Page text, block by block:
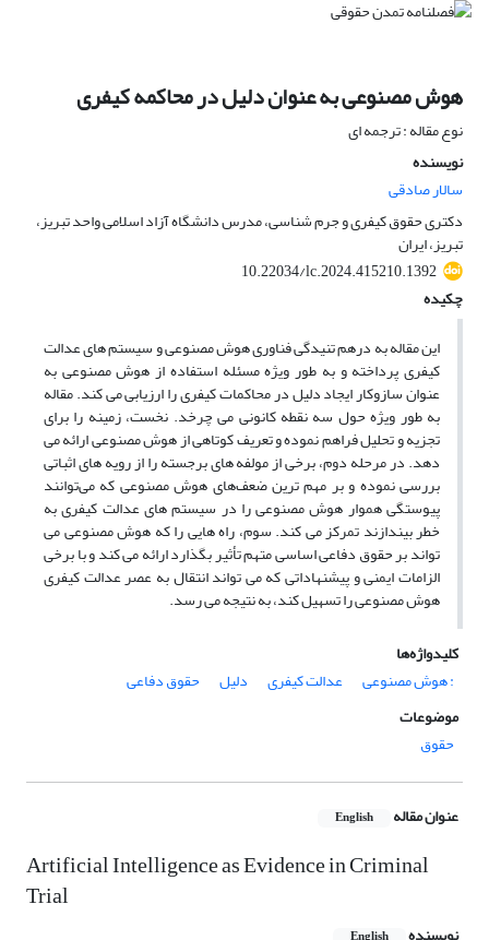
هوش مصنوعی به عنوان دلیل در محاکمه کیفری
نوع مقاله : ترجمه ای
نویسنده
سالار صادقی
دکتری حقوق کیفری و جرم شناسی، مدرس دانشگاه آزاد اسلامی واحد تبریز،
تبریز، ایران
10.22034/lc.2024.415210.1392
چکیده
این مقاله به درهم تنیدگی فناوری هوش مصنوعی و سیستم های عدالت
کیفری پرداخته و به طور ویژه مسئله استفاده از هوش مصنوعی به
عنوان سازوکار ایجاد دلیل در محاکمات کیفری را ارزیابی می کند. مقاله
به طور ویژه حول سه نقطه کانونی می چرخد. نخست، زمینه را برای
تجزیه و تحلیل فراهم نموده و تعریف کوتاهی از هوش مصنوعی ارائه می
دهد. در مرحله دوم، برخی از مولفه های برجسته را از رویه های اثباتی
بررسی نموده و بر مهم ترین ضعف‌های هوش مصنوعی که می‌توانند
پیوستگی هموار هوش مصنوعی را در سیستم های عدالت کیفری به
خطر بیندازند تمرکز می کند. سوم، راه هایی را که هوش مصنوعی می
تواند بر حقوق دفاعی اساسی متهم تأثیر بگذارد ارائه می کند و با برخی
الزامات ایمنی و پیشنهاداتی که می تواند انتقال به عصر عدالت کیفری
هوش مصنوعی را تسهیل کند، به نتیجه می رسد.
کلیدواژه‌ها
: هوش مصنوعی
عدالت کیفری دلیل
حقوق دفاعی
موضوعات
حقوق
عنوان مقاله English
Artificial Intelligence as Evidence in Criminal
Trial